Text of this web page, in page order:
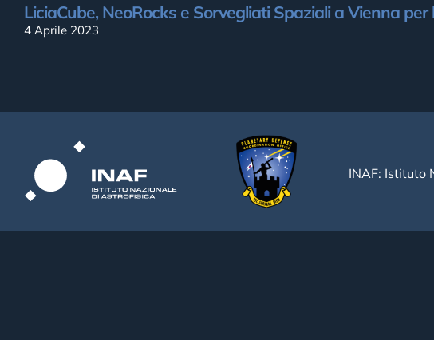
LiciaCube, NeoRocks e Sorvegliati Spaziali a Vienna
4 Aprile 2023
INAF: Istituto